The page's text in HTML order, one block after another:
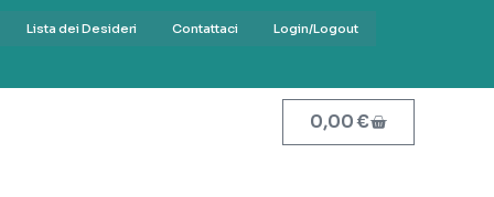
Lista dei Desideri Contattaci Login/Logout
0,00€